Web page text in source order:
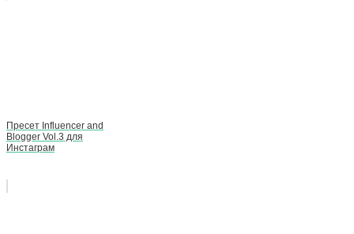
Пресет Influencer and
Blogger Vol.3 для
Инстаграм